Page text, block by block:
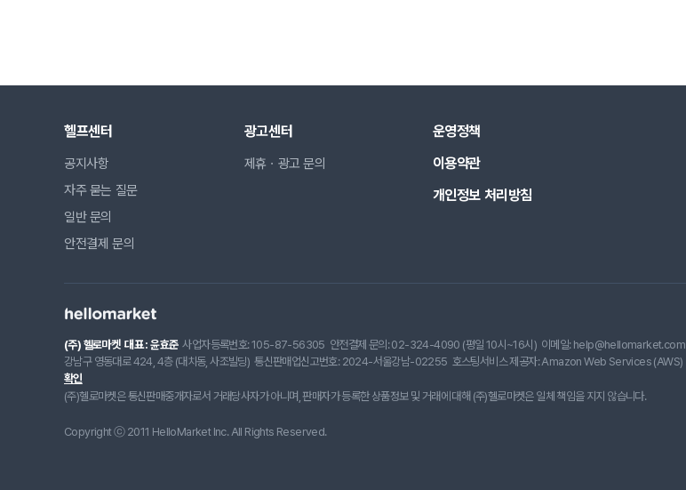
헬프센터
공지사항
자주 묻는 질문
일반 문의
안전결제 문의
광고센터
제휴ㆍ광고 문의
운영정책
이용약관
개인정보 처리방침
(주) 헬로마켓 대표 : 윤효준 사업자등록번호: 105-87-56305 안전결제 문의: 02-324-4090 (평일 10시~16시) 이메일: help@hellomarket.com
강남구 영동대로 424, 4층 (대치동, 사조빌딩) 통신판매업신고번호: 2024-서울강남-02255 호스팅서비스 제공자: Amazon Web Services (AWS)
확인
(주)헬로마켓은 통신판매중개자로서 거래당사자가 아니며, 판매자가 등록한 상품정보 및 거래에 대해 (주)헬로마켓은 일체 책임을 지지 않습니다.
Copyright ⓒ 2011 HelloMarket Inc. All Rights Reserved.